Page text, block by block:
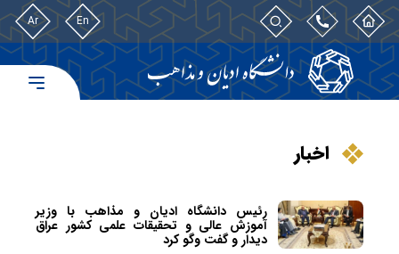
En
Ar
اخبار
رئیس دانشگاه ادیان و مذاهب با وزیر
آموزش عالی و تحقیقات علمی کشور عراق
دیدار و گفت وگو کرد